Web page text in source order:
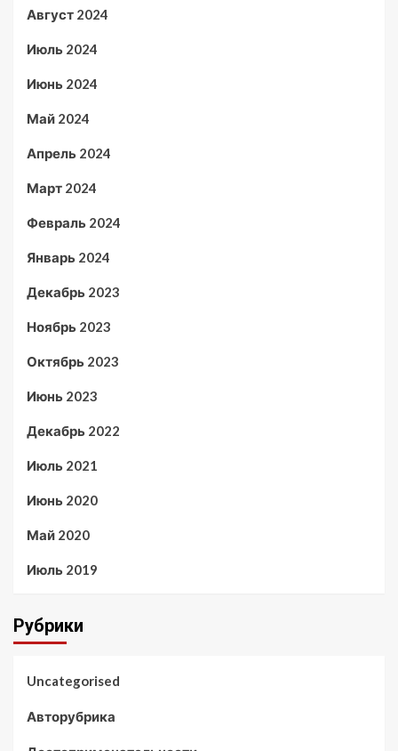
Август 2024
Июль 2024
Июнь 2024
Май 2024
Апрель 2024
Март 2024
Февраль 2024
Январь 2024
Декабрь 2023
Ноябрь 2023
Октябрь 2023
Июнь 2023
Декабрь 2022
Июль 2021
Июнь 2020
Май 2020
Июль 2019
Рубрики
Uncategorised
Авторубрика